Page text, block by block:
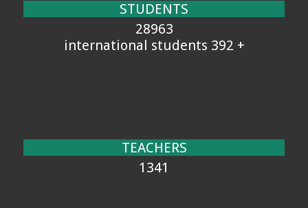
STUDENTS
28963
+ 392 international students
TEACHERS
1341